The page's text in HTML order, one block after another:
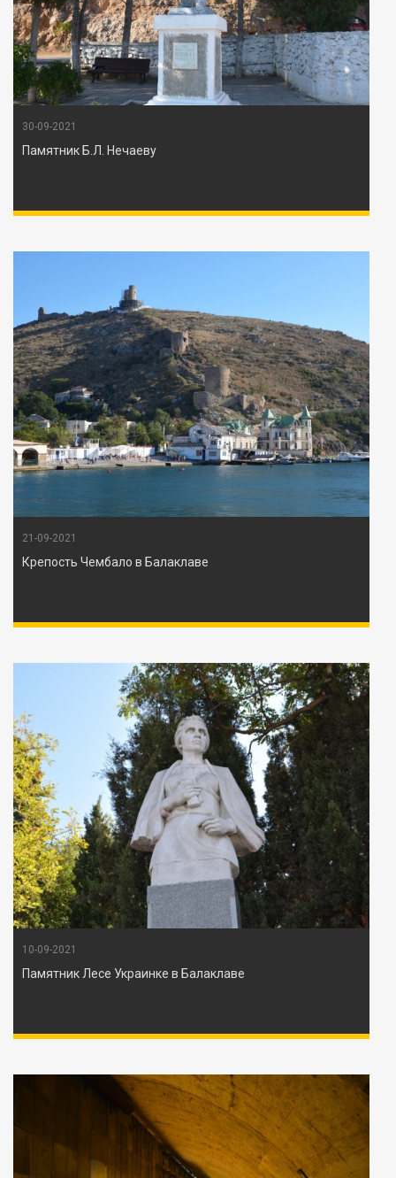
30-09-2021
Памятник Б.Л. Нечаеву
21-09-2021
Крепость Чембало в Балаклаве
10-09-2021
Памятник Лесе Украинке в Балаклаве